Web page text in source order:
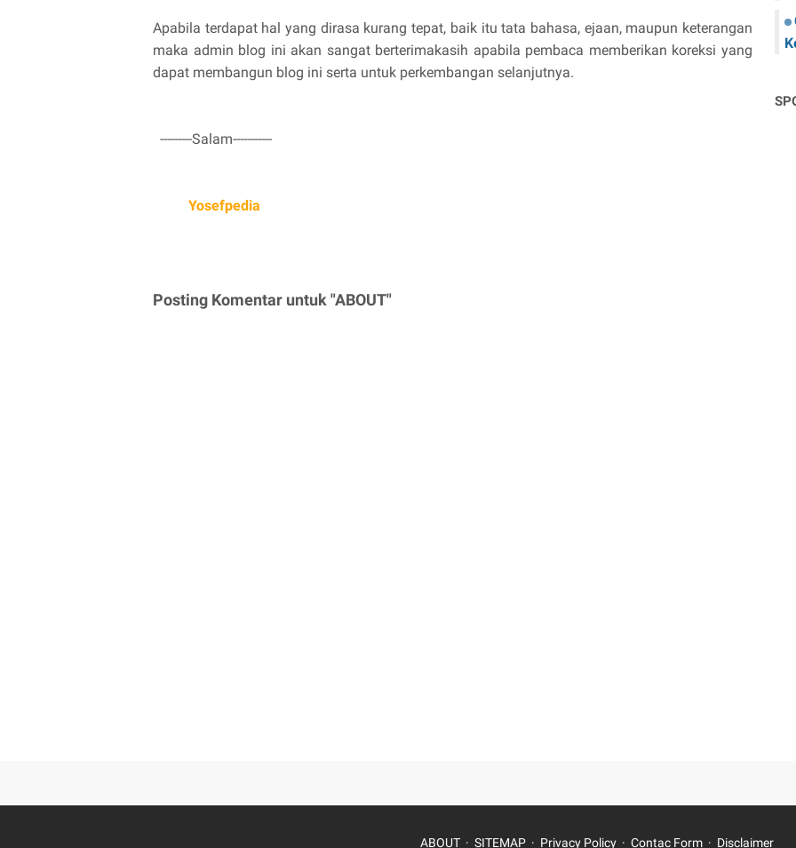
Apabila terdapat hal yang dirasa kurang tepat, baik itu tata bahasa, ejaan, maupun keterangan
maka admin blog ini akan sangat berterimakasih apabila pembaca memberikan koreksi yang
dapat membangun blog ini serta untuk perkembangan selanjutnya.
---------Salam-----------
Yosefpedia
Posting Komentar untuk "ABOUT"
ABOUT SITEMAP Privacy Policy Contac Form Disclaimer